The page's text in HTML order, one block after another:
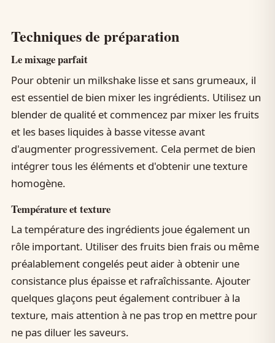
Techniques de préparation
Le mixage parfait
Pour obtenir un milkshake lisse et sans grumeaux, il
est essentiel de bien mixer les ingrédients. Utilisez un
blender de qualité et commencez par mixer les fruits
et les bases liquides à basse vitesse avant
d'augmenter progressivement. Cela permet de bien
intégrer tous les éléments et d'obtenir une texture
homogène.
Température et texture
La température des ingrédients joue également un
rôle important. Utiliser des fruits bien frais ou même
préalablement congelés peut aider à obtenir une
consistance plus épaisse et rafraîchissante. Ajouter
quelques glaçons peut également contribuer à la
texture, mais attention à ne pas trop en mettre pour
ne pas diluer les saveurs.